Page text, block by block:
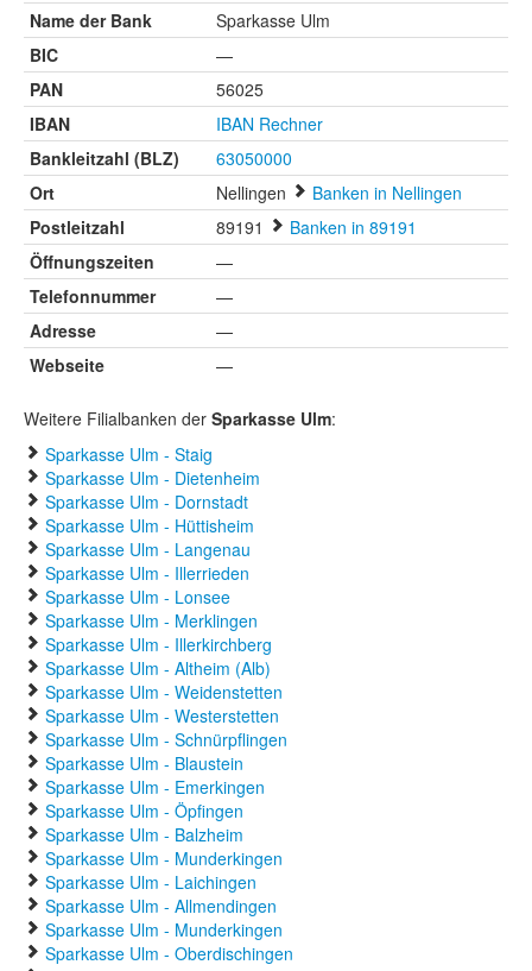
Name der Bank
Sparkasse Ulm
BIC
—
PAN
56025
IBAN
IBAN Rechner
Bankleitzahl (BLZ)
63050000
Ort
Nellingen
Banken in Nellingen
Postleitzahl
89191
Banken in 89191
Öffnungszeiten
—
Telefonnummer
—
Adresse
—
Webseite
—
Weitere Filialbanken der Sparkasse Ulm:
Sparkasse Ulm - Staig
Sparkasse Ulm - Dietenheim
Sparkasse Ulm - Dornstadt
Sparkasse Ulm - Hüttisheim
Sparkasse Ulm - Langenau
Sparkasse Ulm - Illerrieden
Sparkasse Ulm - Lonsee
Sparkasse Ulm - Merklingen
Sparkasse Ulm - Illerkirchberg
Sparkasse Ulm - Altheim (Alb)
Sparkasse Ulm - Weidenstetten
Sparkasse Ulm - Westerstetten
Sparkasse Ulm - Schnürpflingen
Sparkasse Ulm - Blaustein
Sparkasse Ulm - Emerkingen
Sparkasse Ulm - Öpfingen
Sparkasse Ulm - Balzheim
Sparkasse Ulm - Munderkingen
Sparkasse Ulm - Laichingen
Sparkasse Ulm - Allmendingen
Sparkasse Ulm - Munderkingen
Sparkasse Ulm - Oberdischingen